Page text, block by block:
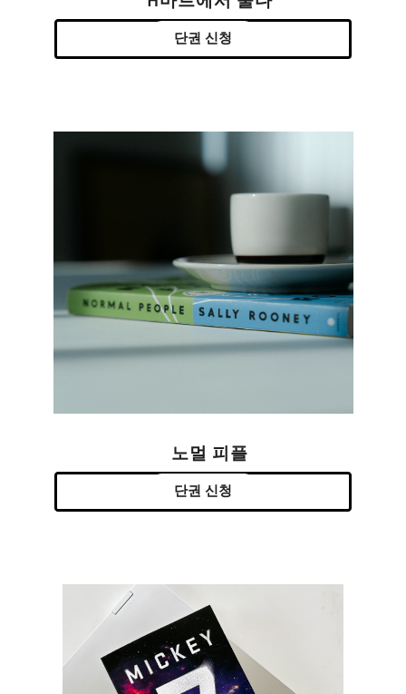
단권 신청
노멀 피플
단권 신청